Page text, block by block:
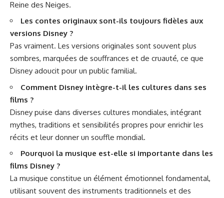
Reine des Neiges.
Les contes originaux sont-ils toujours fidèles aux
versions Disney ?
Pas vraiment. Les versions originales sont souvent plus
sombres, marquées de souffrances et de cruauté, ce que
Disney adoucit pour un public familial.
Comment Disney intègre-t-il les cultures dans ses
films ?
Disney puise dans diverses cultures mondiales, intégrant
mythes, traditions et sensibilités propres pour enrichir les
récits et leur donner un souffle mondial.
Pourquoi la musique est-elle si importante dans les
films Disney ?
La musique constitue un élément émotionnel fondamental,
utilisant souvent des instruments traditionnels et des